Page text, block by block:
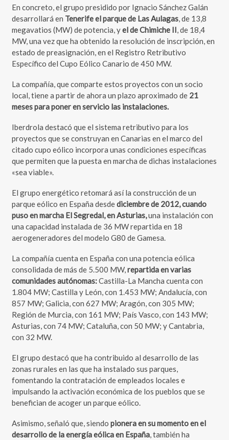
En concreto, el grupo presidido por Ignacio Sánchez Galán
desarrollará en Tenerife el parque de Las Aulagas, de 13,8
megavatios (MW) de potencia, yel de Chimiche II, de 18,4
MW, una vez que ha obtenido la resolución de inscripción, en
estado de preasignación, en el Registro Retributivo
Específico del Cupo Eólico Canario de 450 MW.
La compañía, que comparte estos proyectos con un socio
local, tiene a partir de ahora un plazo aproximado de21
meses para poner en servicio las instalaciones.
Iberdrola destacó que el sistema retributivo para los
proyectos que se construyan en Canarias en el marco del
citado cupo eólico incorpora unas condiciones específicas
que permiten que la puesta en marcha de dichas instalaciones
«sea viable».
El grupo energético retomará así la construcción de un
parque eólico en España desdediciembre de 2012, cuando
puso en marcha El Segredal, en Asturias,una instalación con
una capacidad instalada de 36 MW repartida en 18
aerogeneradores del modelo G80 de Gamesa.
La compañía cuenta en España con una potencia eólica
consolidada de más de 5.500 MW,repartida en varias
comunidades autónomas:Castilla-La Mancha cuenta con
1.804 MW; Castilla y León, con 1.453 MW; Andalucía, con
857 MW; Galicia, con 627 MW; Aragón, con 305 MW;
Región de Murcia, con 161 MW; País Vasco, con 143 MW;
Asturias, con 74 MW; Cataluña, con 50 MW; y Cantabria,
con 32 MW.
El grupo destacó que ha contribuido al desarrollo de las
zonas rurales en las que ha instalado sus parques,
fomentando la contratación de empleados locales e
impulsando la activación económica de los pueblos que se
benefician de acoger un parque eólico.
Asimismo, señaló que, siendo pionera en su momento en el
desarrollo de la energía eólica en España, también ha